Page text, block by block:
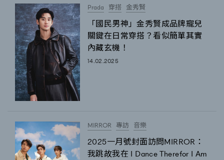
Prada 穿搭 金秀賢
「國民男神」金秀賢成品牌寵兒
關鍵在日常穿搭？看似簡單其實
內藏玄機！
14.02.2025
MIRROR 專訪 音樂
2025一月號封面訪問MIRROR：
我跳故我在 I Dance Therefor I Am